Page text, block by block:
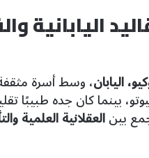
اليابانية
اليابان، وسط أسرة
بينما كان جده طبيبًا
بينالعقلانية العلمية